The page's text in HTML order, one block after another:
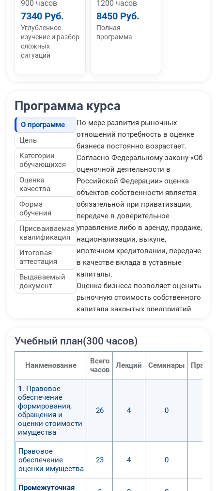
900 часов
7340 Руб.
Углубленное
изучение и разбор
сложных
ситуаций
1200 часов
8450 Руб.
Полная
программа
Программа курса
О программе
Цель
Категории
обучающихся
Оценка
качества
Форма
обучения
Присваиваемая
квалификация
Итоговая
аттестация
Выдаваемый
документ
По мере развития рыночных
отношений потребность в оценке
бизнеса постоянно возрастает.
Согласно Федеральному закону «Об
оценочной деятельности в
Российской Федерации» оценка
объектов собственности является
обязательной при приватизации,
передаче в доверительное
управление либо в аренду, продаже,
национализации, выкупе,
ипотечном кредитовании, передаче
в качестве вклада в уставные
капиталы.
Оценка бизнеса позволяет оценить
рыночную стоимость собственного
капитала закрытых предприятий
ликвидными акциями.
бизнеса при инвестировании,
кредитовании, страховании,
«Экономист – оценщик – эксперт
по оценке имущества»– это
работу по оценке объектов
собственности.
Учебный план(300 часов)
Наименование
Всего
часов
Лекций Семинары
1 . Правовое
обеспечение
формирования,
обращения и
оценки стоимости
имущества
26 4 0
Правовое
обеспечение
оценки имущества
23 4 0
Промежуточная